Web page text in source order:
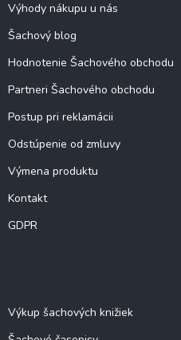
Výhody nákupu u nás
Šachový blog
Hodnotenie Šachového obchodu
Partneri Šachového obchodu
Postup pri reklamácii
Odstúpenie od zmluvy
Výmena produktu
Kontakt
GDPR
Výkup šachových knižiek